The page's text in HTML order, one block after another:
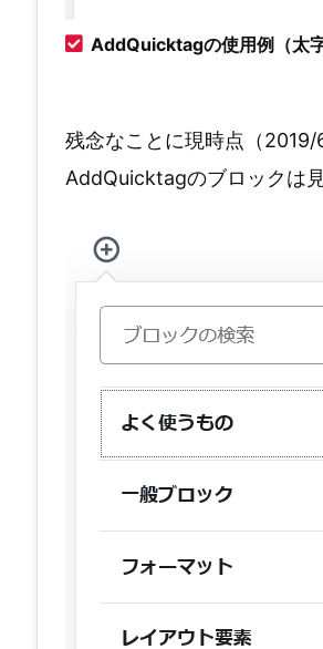
AddQuicktagの使用例（太字
残念なことに現時点（
AddQuicktagのブロックは